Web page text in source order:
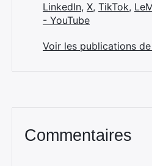
LinkedIn, X, TikTok,
- YouTube
Voir les publications
Commentaires